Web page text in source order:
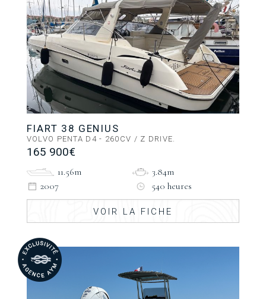
FIART 38 GENIUS
VOLVO PENTA D4 - 260CV / Z DRIVE.
165 900€
11.56m
3.84m
2007
540 heures
VOIR LA FICHE